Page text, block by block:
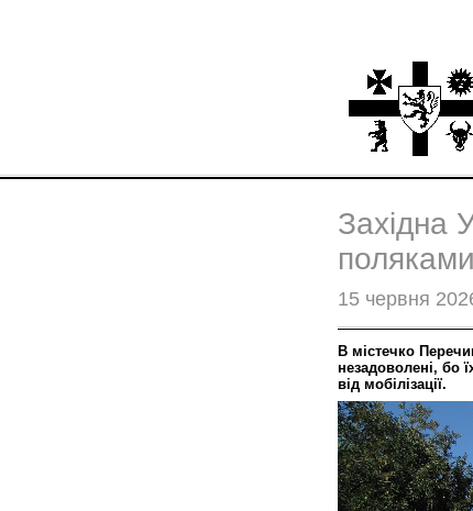
Західна
15 червня
В містечко
незадоволені, бо
від мобілізації.